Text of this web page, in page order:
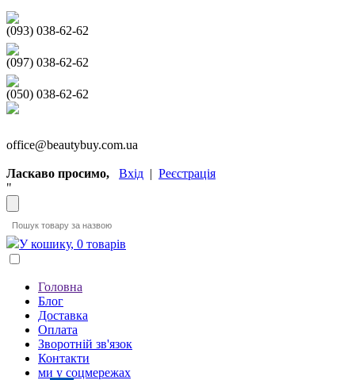
(093) 038-62-62
(097) 038-62-62
(050) 038-62-62
office@beautybuy.com.ua
Ласкаво просимо, Вхід | Реєстрація
"
У кошику, 0 товарів
Головна
Блог
Доставка
Оплата
Зворотній зв'язок
Контакти
ми у соцмережах